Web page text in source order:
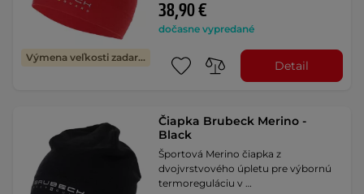
Výmena veľkosti zadarmo
38,90 €
dočasne vypredané
Detail
Čiapka Brubeck Merino -
Black
Športová Merino čiapka z
dvojvrstvového úpletu pre výbornú
termoreguláciu v …